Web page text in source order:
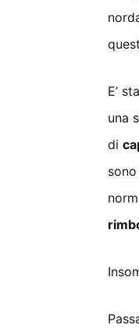
E’
una
di